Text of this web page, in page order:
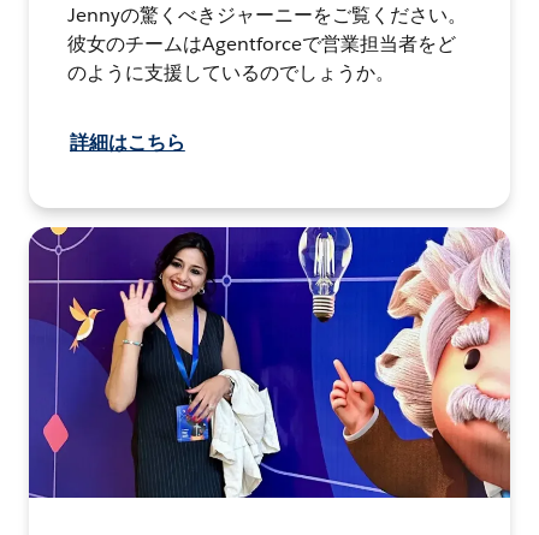
Jennyの驚くべきジャーニーをご覧ください。
彼女のチームはAgentforceで営業担当者をど
のように支援しているのでしょうか。
詳細はこちら